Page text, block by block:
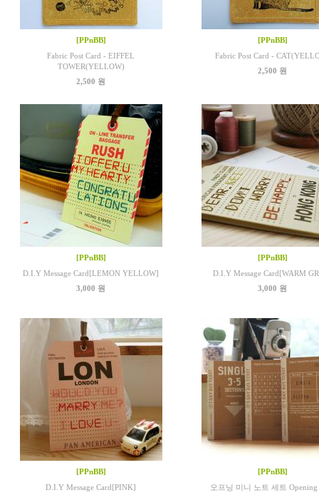
[PPnBB]
Fabric Post Card - EIFFEL
TOWER(YELLOW)
2,500 원
[PPnBB]
Fabric Post Card -
2,500 원
[PPnBB]
D.I.Y Message Card[LEMON YELLOW]
3,000 원
[PPnBB]
D.I.Y Message Card[WARM
3,000 원
[PPnBB]
D.I.Y Message Card[PINK]
[PPnBB]
오프닝 미니 노트 세트